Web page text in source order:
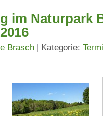
im Naturpark
Brasch| Kategorie: